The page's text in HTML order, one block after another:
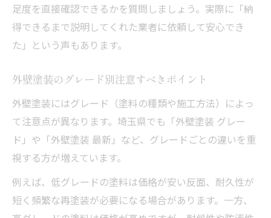
足度を直接確認できるかを質問しましょう。実際に「納
得できるまで説明してくれた業者に依頼して安心でき
た」という声もあります。
外壁塗装のグレード別注意すべきポイント
外壁塗装にはグレード（塗料の種類や施工方法）によっ
て注意点が異なります。埼玉県でも「外壁塗装 グレー
ド」や「外壁塗装 最新」など、グレードごとの違いを重
視する方が増えています。
例えば、低グレードの塗料は価格が安い反面、耐久性が
短く頻繁な再塗装が必要になる場合があります。一方、